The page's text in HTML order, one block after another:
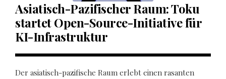
Asiatisch-Pazifischer Raum: Toku
startet Open-Source-Initiative für
KI-Infrastruktur
Der asiatisch-pazifische Raum erlebt einen rasanten